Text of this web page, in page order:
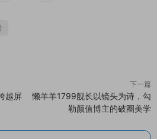
越屏
下一篇
懒羊羊1799舰长以镜头为诗，勾
勒颜值博主的破圈美学